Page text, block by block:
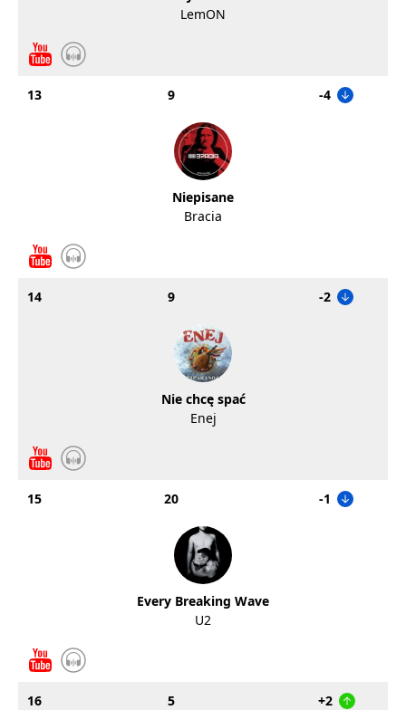
LemON
13 9 -4
Niepisane
Bracia
14 9 -2
Nie chcę spać
Enej
15 20 -1
Every Breaking Wave
U2
16 5 +2